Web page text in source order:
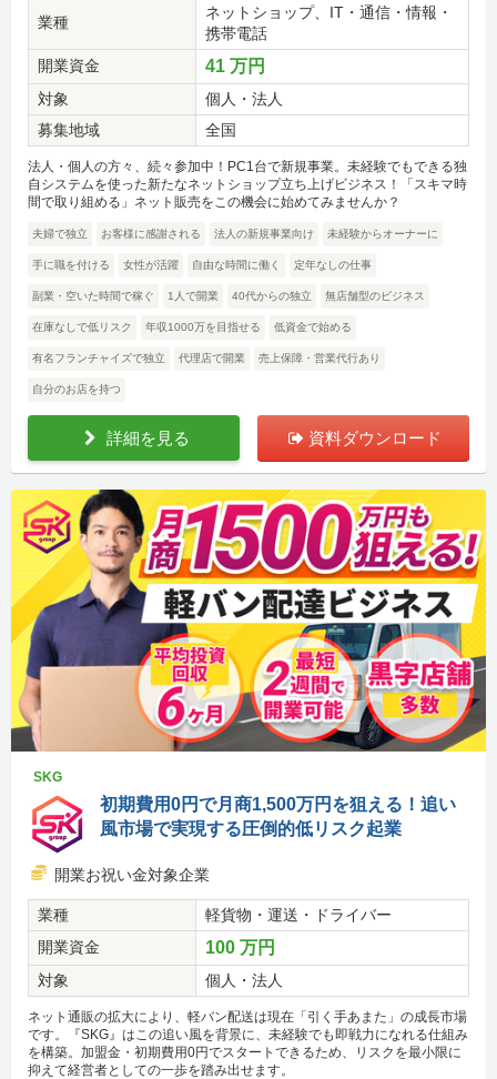
業種
ネットショップ、IT・通信・情報・
携帯電話
開業資金
41 万円
対象
個人・法人
募集地域
全国
法人・個人の方々、続々参加中！PC1台で新規事業。未経験でもできる独
自システムを使った新たなネットショップ立ち上げビジネス！「スキマ時
間で取り組める」ネット販売をこの機会に始めてみませんか？
夫婦で独立 お客様に感謝される 法人の新規事業向け 未経験からオーナーに
手に職を付ける 女性が活躍 自由な時間に働く 定年なしの仕事
副業・空いた時間で稼ぐ 1人で開業 40代からの独立 無店舗型のビジネス
在庫なしで低リスク 年収1000万を目指せる 低資金で始める
有名フランチャイズで独立 代理店で開業 売上保障・営業代行あり
自分のお店を持つ
詳細を見る 資料ダウンロード
SKG
初期費用0円で月商1,500万円を狙える！追い
風市場で実現する圧倒的低リスク起業
開業お祝い金対象企業
業種
軽貨物・運送・ドライバー
開業資金
100 万円
対象 個人・法人
ネット通販の拡大により、軽バン配送は現在「引く手あまた」の成長市場
です。『SKG』はこの追い風を背景に、未経験でも即戦力になれる仕組み
を構築。加盟金・初期費用0円でスタートできるため、リスクを最小限に
抑えて経営者としての一歩を踏み出せます。